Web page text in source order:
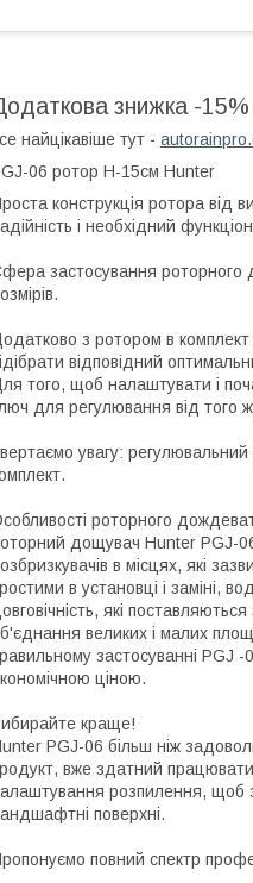
знижка -
найцікавіше тут -
06 ротор H-15см Hunter
конструкція ротора від
і необхідний
застосування роторного
з ротором в
відповідний
того, щоб налаштувати і
для регулювання від того
увагу:
роторного
дощувач Hunter PGJ-
в місцях, які
в установці і заміні,
які
великих і малих площ
застосуванні PGJ
ціною.
краще!
PGJ-06 більш ніж
вже здатний
розпилення, щоб
поверхні.
повний спектр